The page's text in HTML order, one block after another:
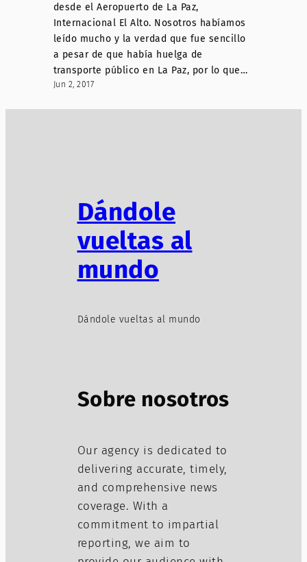
desde el Aeropuerto de La Paz,
Internacional El Alto. Nosotros habíamos
leído mucho y la verdad que fue sencillo
a pesar de que había huelga de
transporte público en La Paz, por lo que…
Jun 2, 2017
Dándole
vueltas al
mundo
Dándole vueltas al mundo
Sobre nosotros
Our agency is dedicated to
delivering accurate, timely,
and comprehensive news
coverage. With a
commitment to impartial
reporting, we aim to